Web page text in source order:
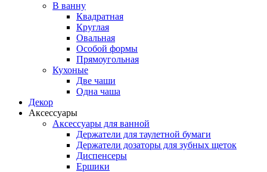
В ванну
Квадратная
Круглая
Овальная
Особой формы
Прямоугольная
Кухоные
Две чаши
Одна чаша
Декор
Аксессуары
Аксессуары для ванной
Держатели для таулетной бумаги
Держатели дозаторы для зубных щеток
Диспенсеры
Ершики